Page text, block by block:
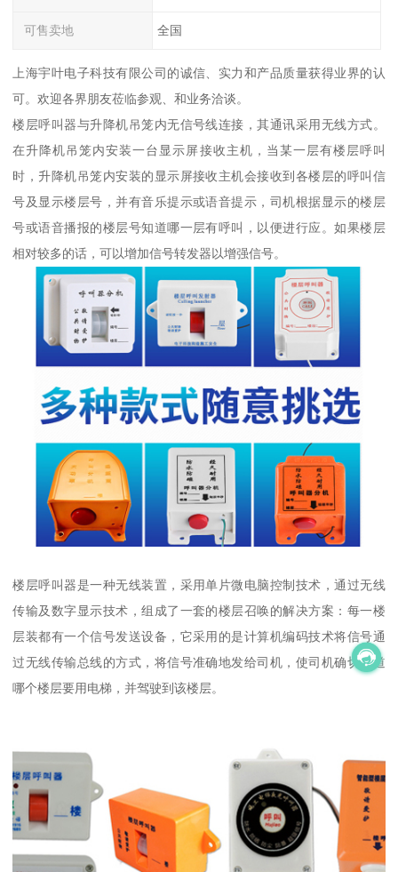
可售卖地 全国
上海宇叶电子科技有限公司的诚信、实力和产品质量获得业界的认
可。欢迎各界朋友莅临参观、和业务洽谈。
楼层呼叫器与升降机吊笼内无信号线连接，其通讯采用无线方式。
在升降机吊笼内安装一台显示屏接收主机，当某一层有楼层呼叫
时，升降机吊笼内安装的显示屏接收主机会接收到各楼层的呼叫信
号及显示楼层号，并有音乐提示或语音提示，司机根据显示的楼层
号或语音播报的楼层号知道哪一层有呼叫，以便进行应。如果楼层
相对较多的话，可以增加信号转发器以增强信号。
楼层呼叫器是一种无线装置，采用单片微电脑控制技术，通过无线
传输及数字显示技术，组成了一套的楼层召唤的解决方案：每一楼
层装都有一个信号发送设备，它采用的是计算机编码技术将信号通
过无线传输总线的方式，将信号准确地发给司机，使司机确切知道
哪个楼层要用电梯，并驾驶到该楼层。